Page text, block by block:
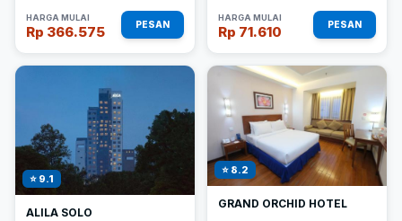
HARGA MULAI
Rp 366.575 PESAN
HARGA MULAI
Rp 71.610 PESAN
⭐ 9.1
ALILA SOLO
⭐ 8.2
GRAND ORCHID HOTEL